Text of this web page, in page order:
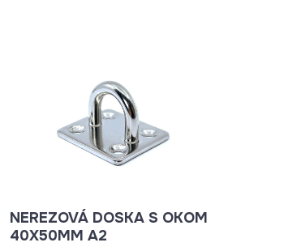
NEREZOVÁ DOSKA S OKOM
40X50MM A2